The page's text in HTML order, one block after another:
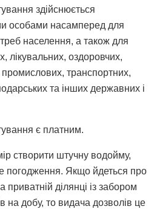
здійснюється
особами насамперед для
населення, а також для
лікувальних, оздоровчих,
промислових, транспортних,
та інших державних і
є платним.
створити штучну водойму,
погодження. Якщо йдеться про
ділянці із забором
на добу, то видача дозволів це